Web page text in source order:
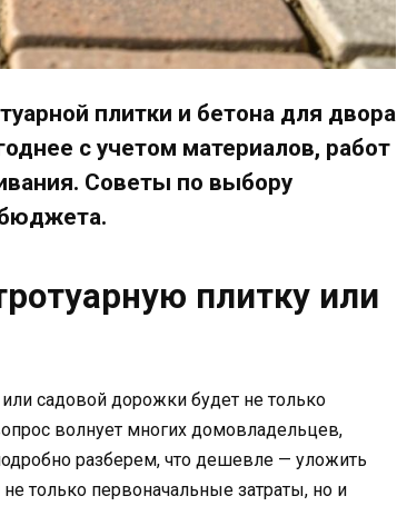
плитки и бетона для двора
с учетом материалов, работ
Советы по выбору
плитку или
садовой дорожки будет не только
волнует многих домовладельцев,
разберем, что дешевле — уложить
только первоначальные затраты, но и